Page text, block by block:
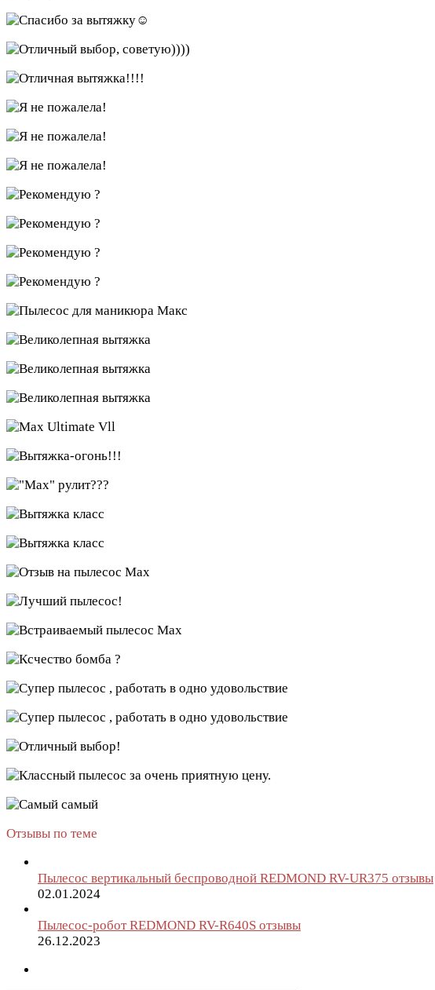
Отзывы по теме
Пылесос вертикальный беспроводной REDMOND RV-UR375 отзывы
02.01.2024
Пылесос-робот REDMOND RV-R640S отзывы
26.12.2023